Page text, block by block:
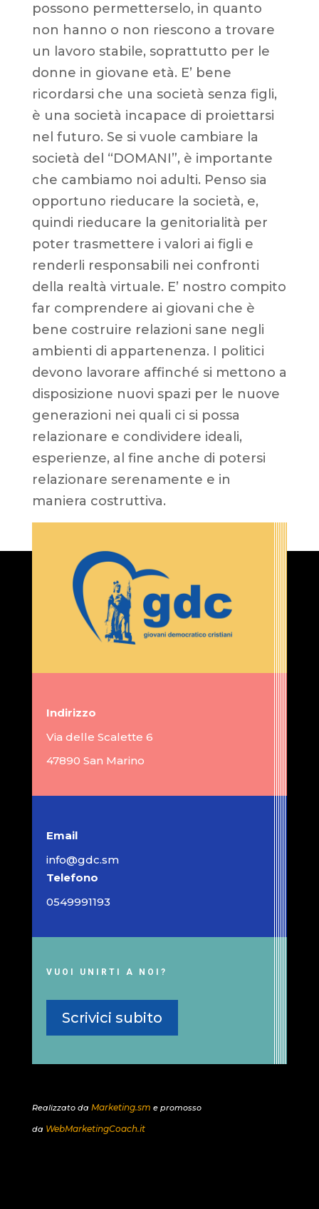
possono permetterselo, in quanto
non hanno o non riescono a trovare
un lavoro stabile, soprattutto per le
donne in giovane età. E’ bene
ricordarsi che una società senza figli,
è una società incapace di proiettarsi
nel futuro. Se si vuole cambiare la
società del “DOMANI”, è importante
che cambiamo noi adulti. Penso sia
opportuno rieducare la società, e,
quindi rieducare la genitorialità per
poter trasmettere i valori ai figli e
renderli responsabili nei confronti
della realtà virtuale. E’ nostro compito
far comprendere ai giovani che è
bene costruire relazioni sane negli
ambienti di appartenenza. I politici
devono lavorare affinché si mettono a
disposizione nuovi spazi per le nuove
generazioni nei quali ci si possa
relazionare e condividere ideali,
esperienze, al fine anche di potersi
relazionare serenamente e in
maniera costruttiva.
Indirizzo
Via delle Scalette 6
47890 San Marino
Email
info@gdc.sm
Telefono
0549991193
VUOI UNIRTI A NOI?
Scrivici subito
Realizzato da Marketing.sm e promosso
da WebMarketingCoach.it